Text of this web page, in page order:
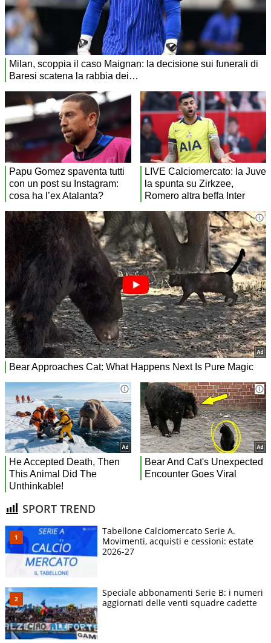
SPORT TREND
Tabellone Calciomercato Serie A.
Movimenti, acquisti e cessioni: estate
2026-27
Speciale abbonamenti Serie B: i numeri
aggiornati delle venti squadre cadette